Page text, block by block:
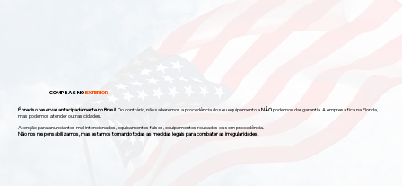
COMPRAS NOEXTERIOR
É preciso reservar antecipadamente no Brasil.Do contrário, não saberemos a procedência do seu equipamento eNÃOpodemos dar garantia. A empresa fica na Florida,
mas podemos atender outras cidades.
Atenção para anunciantes mal intencionados, equipamentos falsos, equipamentos roubados ou sem procedência.
Não nos responsabilizamos, mas estamos tomando todas as medidas legais para combater as irregularidades.